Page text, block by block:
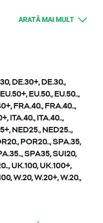
prețului
ajusteze, luând în
rugăm să nu ezitați
ce pot afecta
NATGAS..,
OILs.., OILs+
instrumente
MEXCOMP.,
JAP225, JAP225.,
Acțiuni CFD:
STM.FR, STM.IT, ST
ARATĂ MAI MULT
DE.30+, DE.30.,
EU.50., EU.50..,
FRA.40., FRA.40..,
ITA.40., ITA.40..,
NED25., NED25..,
POR20.., SPA.35,
SPA35, SUI20,
UK.100, UK.100+,
W.20, W.20+, W.20.,